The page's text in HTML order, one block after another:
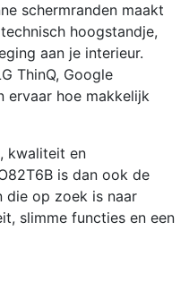
schermranden maakt
hoogstandje,
aan je interieur.
ThinQ, Google
ervaar hoe makkelijk
kwaliteit en
is dan ook de
die op zoek is naar
slimme functies en een